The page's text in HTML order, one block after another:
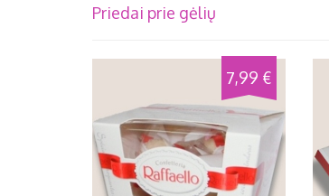
Priedai prie gėlių
7,99 €